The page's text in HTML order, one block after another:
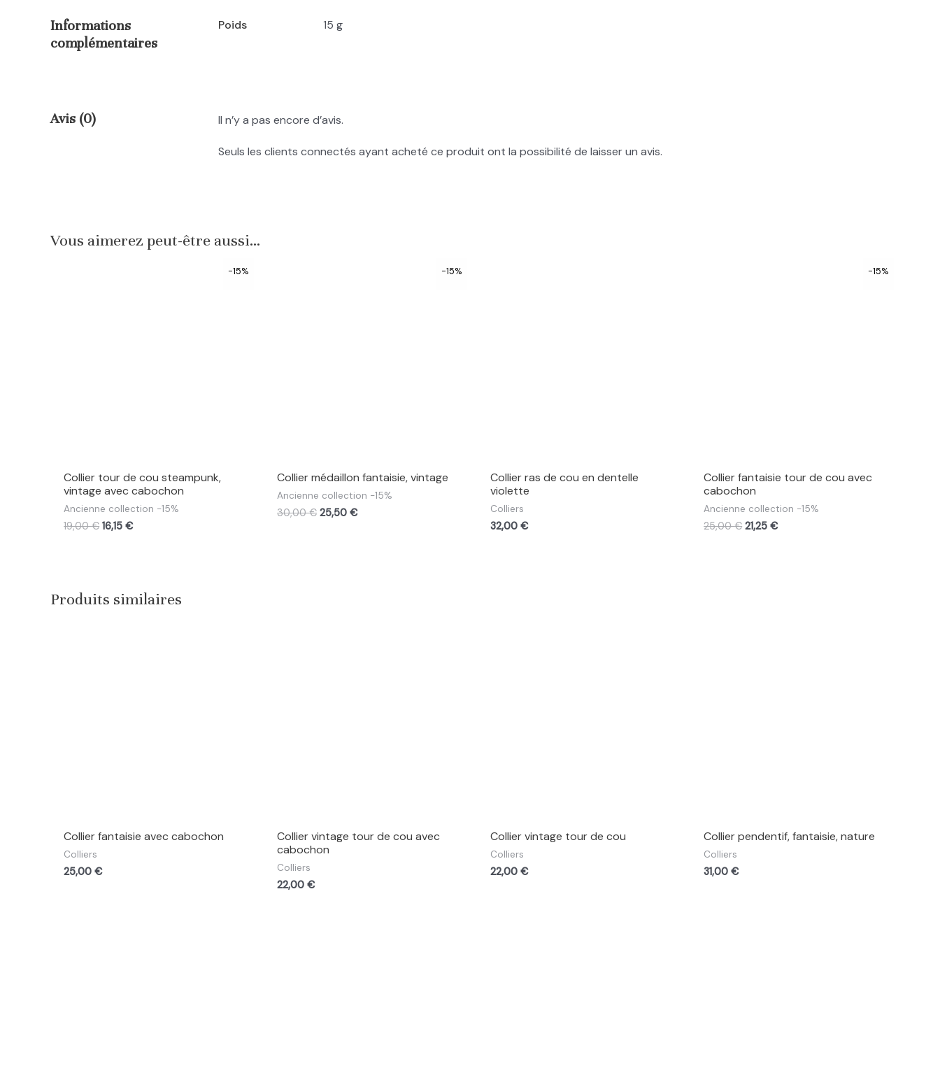
Informations
complémentaires
Poids 15 g
Avis (0) Il n’y a pas encore d’avis.
Seuls les clients connectés ayant acheté ce produit ont la possibilité de laisser un avis.
Vous aimerez peut-être aussi…
-15%
Collier tour de cou steampunk,
vintage avec cabochon
Ancienne collection -15%
19,00€ 16,15€
-15%
Collier médaillon fantaisie, vintage
Ancienne collection -15%
30,00€ 25,50€
Collier ras de cou en dentelle
violette
Colliers
32,00€
-15%
Collier fantaisie tour de cou avec
cabochon
Ancienne collection -15%
25,00€ 21,25€
Produits similaires
Collier fantaisie avec cabochon
Colliers
25,00€
Collier vintage tour de cou avec
cabochon
Colliers
22,00€
Collier vintage tour de cou
Colliers
22,00€
Collier pendentif, fantaisie, nature
Colliers
31,00€